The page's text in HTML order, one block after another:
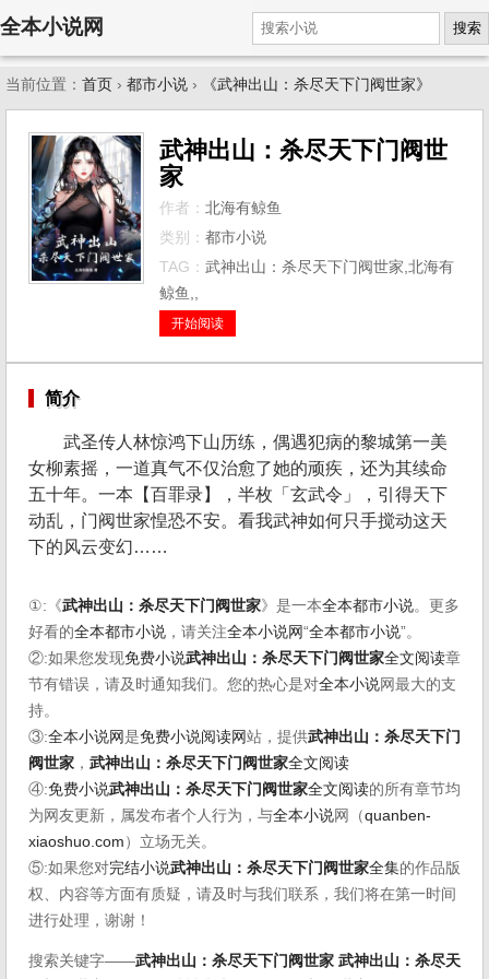
全本小说网 搜索
当前位置： 首页 › 都市小说 › 《武神出山：杀尽天下门阀世家》
武神出山：杀尽天下门阀世
家
作者： 北海有鲸鱼
类别： 都市小说
TAG： 武神出山：杀尽天下门阀世家,北海有
鲸鱼,,
开始阅读
简介
武圣传人林惊鸿下山历练，偶遇犯病的黎城第一美
女柳素摇，一道真气不仅治愈了她的顽疾，还为其续命
五十年。一本【百罪录】，半枚「玄武令」，引得天下
动乱，门阀世家惶恐不安。看我武神如何只手搅动这天
下的风云变幻……
①:《武神出山：杀尽天下门阀世家》是一本全本都市小说。更多
好看的全本都市小说 ，请关注全本小说网“全本都市小说”。
②:如果您发现免费小说武神出山：杀尽天下门阀世家全文阅读章
节有错误，请及时通知我们。您的热心是对全本小说网最大的支
持。
③:全本小说网是免费小说阅读网站，提供武神出山：杀尽天下门
阀世家 ， 武神出山：杀尽天下门阀世家全文阅读
④:免费小说武神出山：杀尽天下门阀世家全文阅读的所有章节均
为网友更新，属发布者个人行为，与全本小说网（quanben-
xiaoshuo.com ）立场无关。
⑤:如果您对完结小说武神出山：杀尽天下门阀世家全集的作品版
权、内容等方面有质疑，请及时与我们联系，我们将在第一时间
进行处理，谢谢！
搜索关键字——武神出山：杀尽天下门阀世家 武神出山：杀尽天